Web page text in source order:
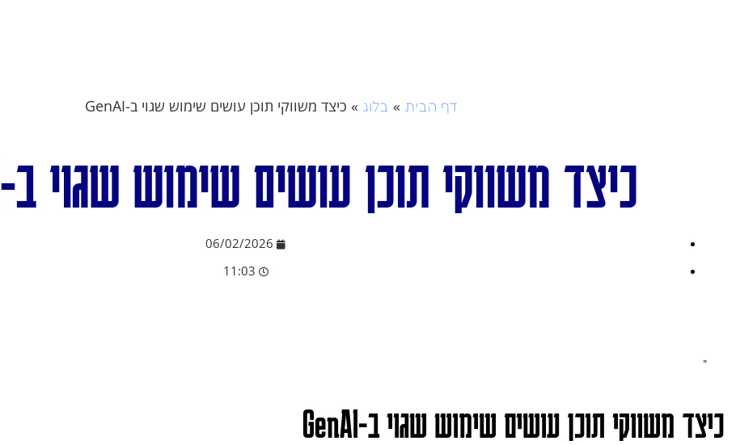
דף הבית » בלוג » כיצד משווקי תוכן עושים שימוש שגוי ב-GenAI
כיצד משווקי תוכן עושים שימוש שגוי ב-GenAI
06/02/2026
11:03
"
כיצד משווקי תוכן עושים שימוש שגוי ב-GenAI